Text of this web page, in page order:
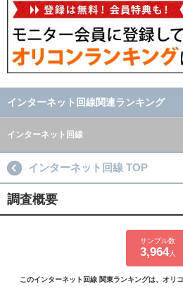
インターネット回線関連ランキング
インターネット回線
インターネット回線 TOP
調査概要
サンプル数
3,964人
このインターネット回線 関東ランキングは、オリ